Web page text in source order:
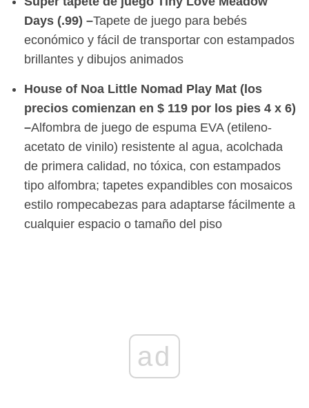
Days (.99) –Tapete de juego para bebés
económico y fácil de transportar con estampados
brillantes y dibujos animados
House of Noa Little Nomad Play Mat (los
precios comienzan en $ 119 por los pies 4 x 6)
–Alfombra de juego de espuma EVA (etileno-
acetato de vinilo) resistente al agua, acolchada
de primera calidad, no tóxica, con estampados
tipo alfombra; tapetes expandibles con mosaicos
estilo rompecabezas para adaptarse fácilmente a
cualquier espacio o tamaño del piso
ad